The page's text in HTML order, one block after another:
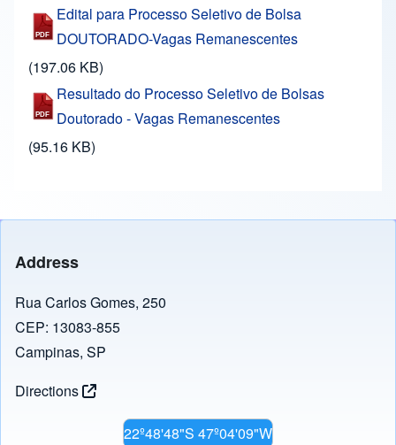
Edital para Processo Seletivo de Bolsa
DOUTORADO-Vagas Remanescentes
(197.06 KB)
Resultado do Processo Seletivo de Bolsas
Doutorado - Vagas Remanescentes
(95.16 KB)
Address
Rua Carlos Gomes, 250
CEP: 13083-855
Campinas, SP
Directions
22º48'48"S 47º04'09"W